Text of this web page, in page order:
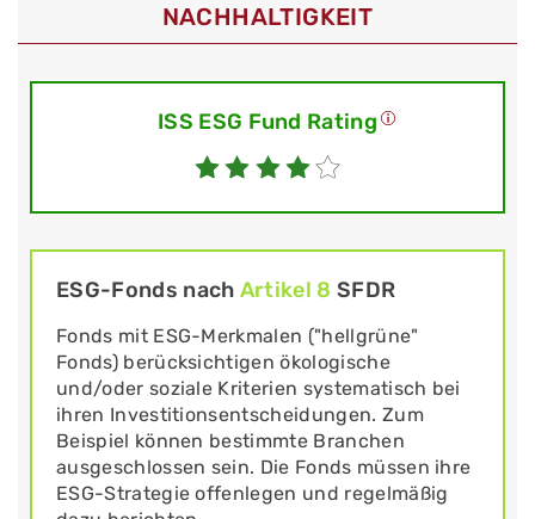
NACHHALTIGKEIT
ISS ESG Fund Rating
ESG-Fonds nach Artikel 8 SFDR
Fonds mit ESG-Merkmalen ("hellgrüne"
Fonds) berücksichtigen ökologische
und/oder soziale Kriterien systematisch bei
ihren Investitionsentscheidungen. Zum
Beispiel können bestimmte Branchen
ausgeschlossen sein. Die Fonds müssen ihre
ESG-Strategie offenlegen und regelmäßig